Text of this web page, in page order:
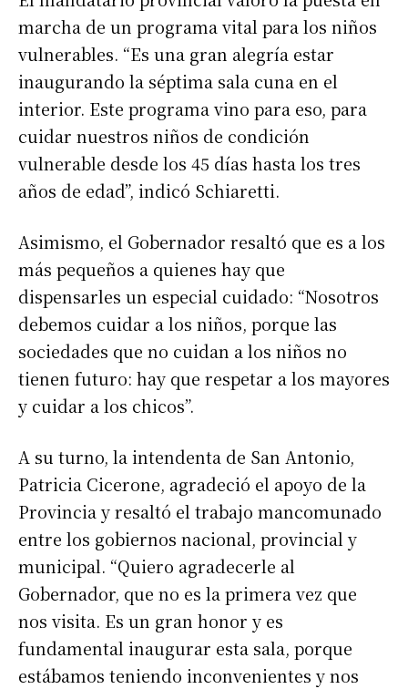
marcha de un programa vital para los niños
vulnerables. “Es una gran alegría estar
inaugurando la séptima sala cuna en el
interior. Este programa vino para eso, para
cuidar nuestros niños de condición
vulnerable desde los 45 días hasta los tres
años de edad”, indicó Schiaretti.
Asimismo, el Gobernador resaltó que es a los
más pequeños a quienes hay que
dispensarles un especial cuidado: “Nosotros
debemos cuidar a los niños, porque las
sociedades que no cuidan a los niños no
tienen futuro: hay que respetar a los mayores
y cuidar a los chicos”.
A su turno, la intendenta de San Antonio,
Patricia Cicerone, agradeció el apoyo de la
Provincia y resaltó el trabajo mancomunado
entre los gobiernos nacional, provincial y
municipal. “Quiero agradecerle al
Gobernador, que no es la primera vez que
nos visita. Es un gran honor y es
fundamental inaugurar esta sala, porque
estábamos teniendo inconvenientes y nos